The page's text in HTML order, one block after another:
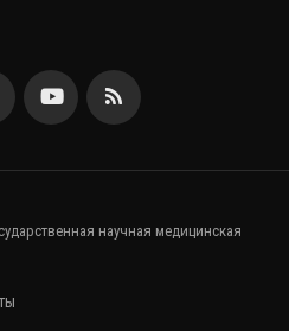
научная медицинская